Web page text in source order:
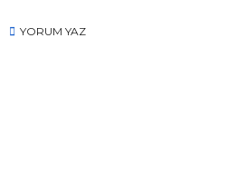
YORUM YAZ